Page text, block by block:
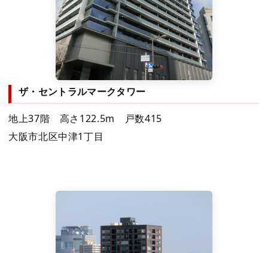
ザ・セントラルマークタワー
地上37階 高さ122.5m 戸数415
大阪市北区中津1丁目